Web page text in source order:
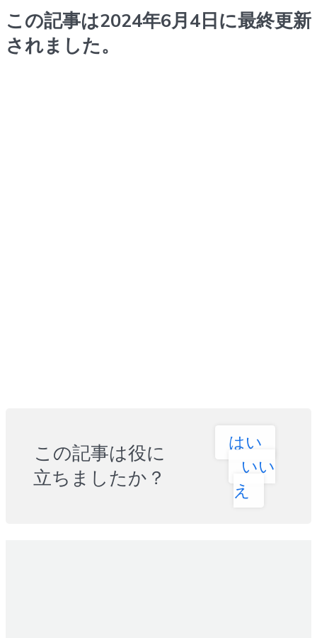
この記事は2024年6月4日に最終更新
されました。
この記事は役に
立ちましたか？
はい
いい
え